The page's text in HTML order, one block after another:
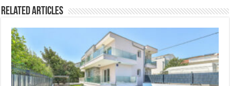
Related Articles